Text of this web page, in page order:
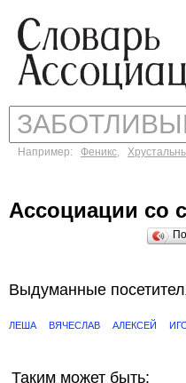
Например: Феникс,
Ассоциации
Выдуманные
ЛЕША ВЯЧЕСЛАВ АЛЕКСЕЙ
Таким может быть: